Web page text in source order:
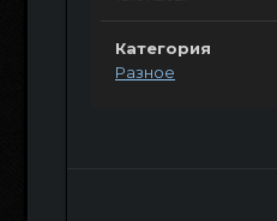
Категория
Разное